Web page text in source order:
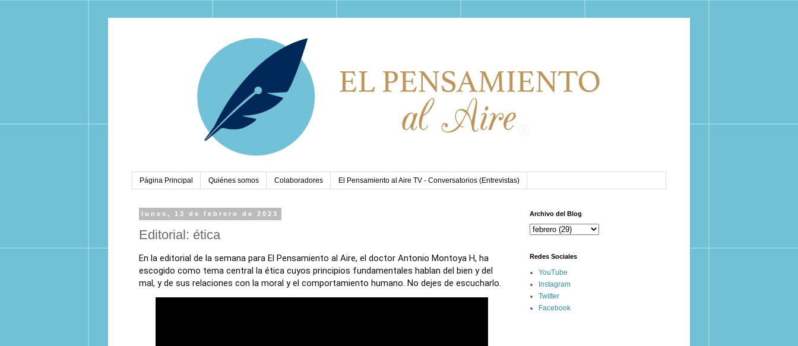
Página Principal Quiénes somos Colaboradores El Pensamiento al Aire TV - Conversatorios (Entrevistas)
lunes, 13 de febrero de 2023
Editorial: ética
En la editorial de la semana para El Pensamiento al Aire, el doctor Antonio Montoya H, ha
escogido como tema central la ética cuyos principios fundamentales hablan del bien y del
mal, y de sus relaciones con la moral y el comportamiento humano. No dejes de escucharlo.
Archivo del Blog
Redes Sociales
YouTube
Instagram
Twitter
Facebook